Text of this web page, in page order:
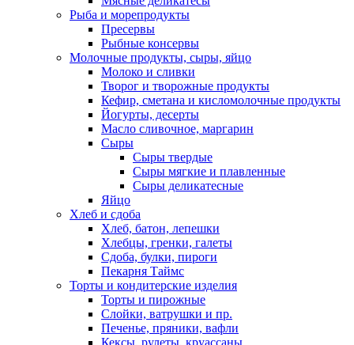
Рыба и морепродукты
Пресервы
Рыбные консервы
Молочные продукты, сыры, яйцо
Молоко и сливки
Творог и творожные продукты
Кефир, сметана и кисломолочные продукты
Йогурты, десерты
Масло сливочное, маргарин
Сыры
Сыры твердые
Сыры мягкие и плавленные
Сыры деликатесные
Яйцо
Хлеб и сдоба
Хлеб, батон, лепешки
Хлебцы, гренки, галеты
Сдоба, булки, пироги
Пекарня Таймс
Торты и кондитерские изделия
Торты и пирожные
Слойки, ватрушки и пр.
Печенье, пряники, вафли
Кексы, рулеты, круассаны